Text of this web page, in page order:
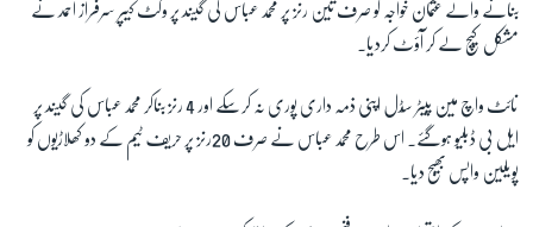
بنانے والے عثمان خواجہ کو صرف تین رنز پر محمد عباس کی گیند پر وکٹ کیپر سرفراز احمد نے
مشکل کیچ لے کر آؤٹ کردیا۔
نائٹ واچ مین پیٹر سِڈل اپنی ذمہ داری پوری نہ کرسکے اور 4 رنز بناکر محمد عباس کی گیند پر
ایل بی ڈبلیو ہوگئے۔ اس طرح محمد عباس نے صرف 20رنز پر حریف ٹیم کے دو کھلاڑیوں کو
پویلین واپس بھیج دیا۔